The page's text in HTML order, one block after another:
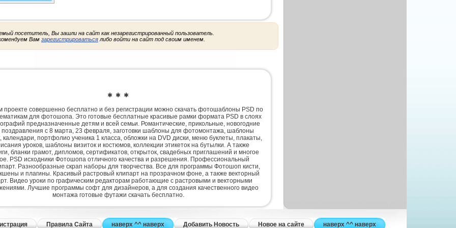
посетитель, Вы зашли на сайт как незарегистрированный пользователь.
Вам зарегистрироваться либо войти на сайт под своим именем.
✱ ✱ ✱
проекте совершенно бесплатно и без регистрации можно скачать фотошаблоны PSD по
для фотошопа. Это готовые бесплатные красивые рамки формата PSD в слоях
предназначенные детям и всей семьи. Романтические, прикольные, новогодние
поздравления с 8 марта, 23 февраля, заготовки шаблоны для фотомонтажа, шаблоны
календари, портфолио ученика 1 класса, обложки на DVD диски, меню буклеты, плакаты,
уроков, шаблоны визиток и костюмов, коллекции этикеток на бутылки. А также
бланки грамот, дипломов, сертификатов, открыток, свадебных приглашений и многое
PSD исходники Фотошопа отличного качества и разрешения. Профессиональный
Разнообразные скрап наборы для творчества. Все для программы Фотошоп кисти,
и плагины. Красивый растровый клипарт на прозрачном фоне, а также векторный
Видео уроки по графическим редакторам работающие с растровыми и векторными
Лучшие программы софт для дизайнеров, а для создания качественного видео
монтажа готовые футажи скачать бесплатно.
Правила Сайта наверх ^^ наверх Добавить Новость Новое на сайте наверх ^^ наверх